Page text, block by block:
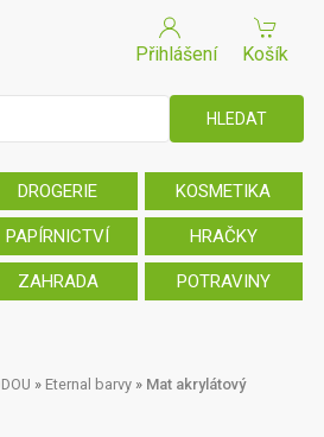
Přihlášení Košík
DROGERIE KOSMETIKA
PAPÍRNICTVÍ HRAČKY
ZAHRADA POTRAVINY
» Eternal barvy » Mat akrylátový